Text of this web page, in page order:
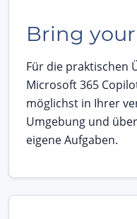
Bring
Für die praktischen
Microsoft 365
möglichst in Ihrer
Umgebung und
eigene Aufgaben.